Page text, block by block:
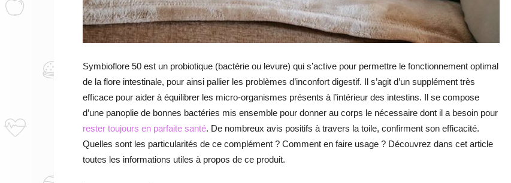
Symbioflore 50 est un probiotique (bactérie ou levure) qui s’active pour permettre le fonctionnement optimal
de la flore intestinale, pour ainsi pallier les problèmes d’inconfort digestif. Il s’agit d’un supplément très
efficace pour aider à équilibrer les micro-organismes présents à l’intérieur des intestins. Il se compose
d’une panoplie de bonnes bactéries mis ensemble pour donner au corps le nécessaire dont il a besoin pour
rester toujours en parfaite santé. De nombreux avis positifs à travers la toile, confirment son efficacité.
Quelles sont les particularités de ce complément ? Comment en faire usage ? Découvrez dans cet article
toutes les informations utiles à propos de ce produit.